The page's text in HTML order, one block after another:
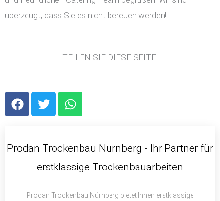
überzeugt, dass Sie es nicht bereuen werden!
TEILEN SIE DIESE SEITE:
F
a
b
T
w
t
r
W
h
s
p
Prodan Trockenbau Nürnberg - Ihr Partner für
erstklassige Trockenbauarbeiten
Prodan Trockenbau Nürnberg bietet Ihnen erstklassige